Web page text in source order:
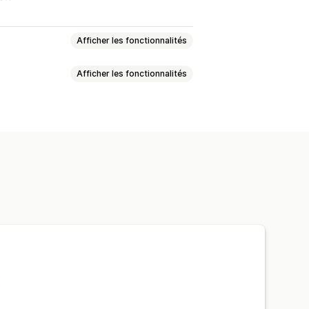
Afficher les fonctionnalités
Afficher les fonctionnalités